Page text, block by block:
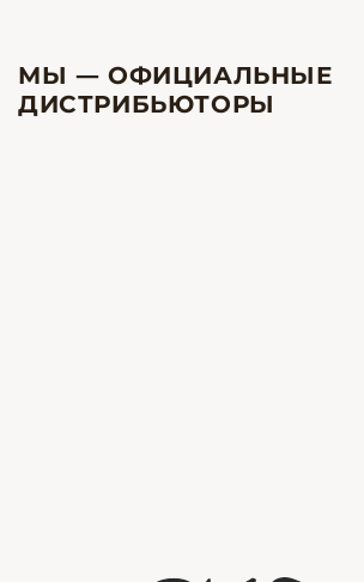
МЫ — ОФИЦИАЛЬНЫЕ
ДИСТРИБЬЮТОРЫ